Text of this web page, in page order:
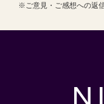
※ご意見・ご感想への返